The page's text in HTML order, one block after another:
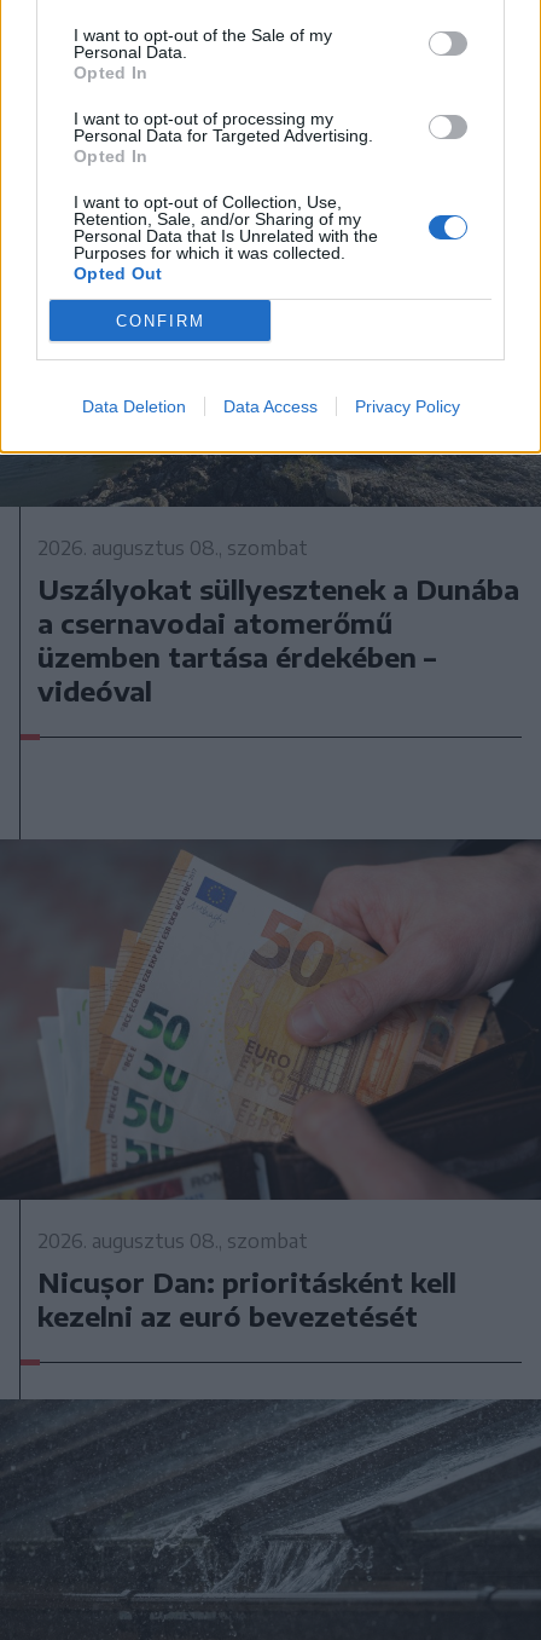
I want to opt-out of the Sale of my
Personal Data.
Opted In
I want to opt-out of processing my
Personal Data for Targeted Advertising.
Opted In
I want to opt-out of Collection, Use,
Retention, Sale, and/or Sharing of my
Personal Data that Is Unrelated with the
Purposes for which it was collected.
Opted Out
CONFIRM
Data Deletion Data Access Privacy Policy
2026. augusztus 08., szombat
Megvan, kit jelöl köztársasági
elnöknek a Tisza Párt
2026. augusztus 08., szombat
Uszályokat süllyesztenek a Dunába
a csernavodai atomerőmű
üzemben tartása érdekében –
videóval
2026. augusztus 08., szombat
Nicușor Dan: prioritásként kell
kezelni az euró bevezetését